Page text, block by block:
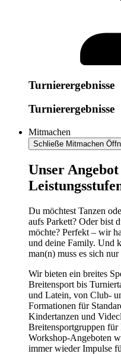
Turnierergebnisse
Turnierergebnisse
Mitmachen
Schließe Mitmachen
​​​Unser
Du möchtest Tanzen
aufs Parkett? Oder bist
möchte? Perfekt – wir
und deine Family. Und
man(n) muss es sich
Wir bieten ein breites
Breitensport bis
und Latein, von Club-
Formationen für
Kindertanzen und
Breitensportgruppen für
Workshop-Angeboten
immer wieder Impulse